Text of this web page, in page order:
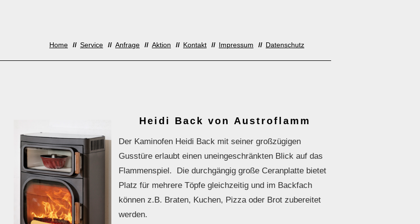
Home Service Anfrage Aktion Kontakt Impressum Datenschutz
Heidi Back von Austroflamm
Der Kaminofen Heidi Back mit seiner großzügigen
Gusstüre erlaubt einen uneingeschränkten Blick auf das
Flammenspiel. Die durchgängig große Ceranplatte bietet
Platz für mehrere Töpfe gleichzeitig und im Backfach
können z.B. Braten, Kuchen, Pizza oder Brot zubereitet
werden.